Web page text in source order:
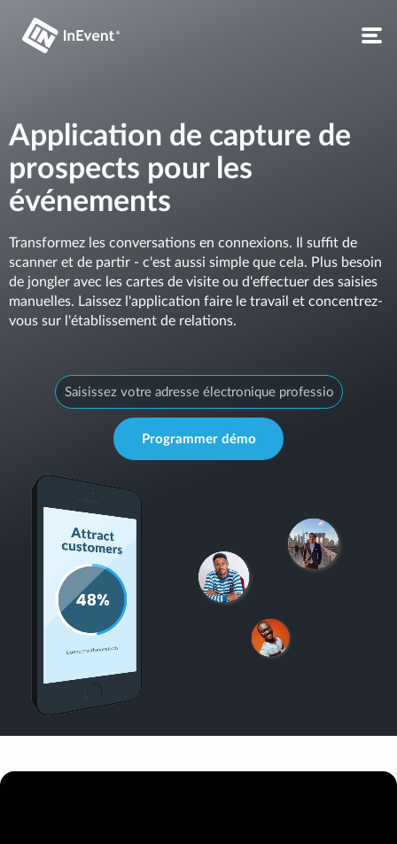
Application de capture de
prospects pour les
événements
Transformez les conversations en connexions. Il suffit de
scanner et de partir - c'est aussi simple que cela. Plus besoin
de jongler avec les cartes de visite ou d'effectuer des saisies
manuelles. Laissez l'application faire le travail et concentrez-
vous sur l'établissement de relations.
Programmer démo